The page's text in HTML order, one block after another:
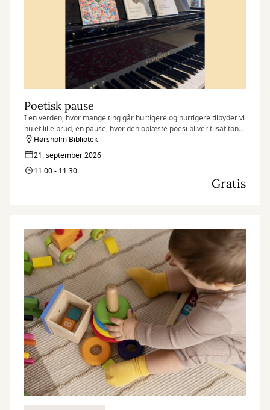
Poetisk pause
I en verden, hvor mange ting går hurtigere og hurtigere tilbyder vi
nu et lille brud, en pause, hvor den oplæste poesi bliver tilsat toner
fra flyglet.
Hørsholm Bibliotek
21. september 2026
11:00 - 11:30
Gratis